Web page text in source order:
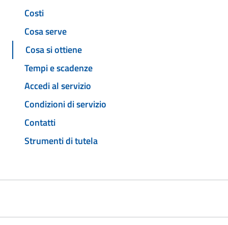
Costi
Cosa serve
Cosa si ottiene
Tempi e scadenze
Accedi al servizio
Condizioni di servizio
Contatti
Strumenti di tutela